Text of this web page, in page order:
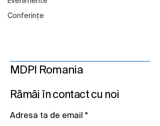
Conferințe
MDPI Romania
Rămâi în contact cu noi
Adresa ta de email